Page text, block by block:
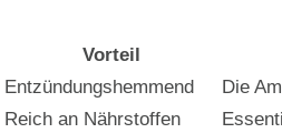
Vorteil
Entzündungshemmend
Die
Reich an Nährstoffen